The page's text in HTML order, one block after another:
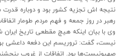
نتیجه اش تجزیه کشور بود و دوباره
رهبر در روز جمعه و فهم مردم طومار
وی با بیان اینکه هیچ مقطعی تاریخ
نیست، گفت: تروریسم این دفعه داعشی
صهیونیست‌ها بود. اتفاقات از غروب